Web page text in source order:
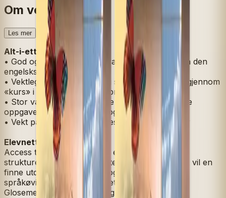
Om verket
Les mer
Alt-i-ett-bok
• God og engasjerende litteratur og sakprosa fra den
engelskspråklige verden
• Vektlegging av sjanger- og språklig bevissthet gjennom
«kurs» i skriftlig og muntlig bruk av språket
• Stor variasjon i aktivitetene til tekstene – mange
oppgaver for både skriftlig og muntlig øving
• Vekt på å øve opp elevenes digitale ferdigheter
Elevnettsted
Access to English har gratis elevnettsted som er
strukturert etter temaer og tekster. Til hver tekst vil en
finne utdypende ressurser og interaktive
språkøvingsoppgaver. På nettstedet finnes også
Glosemesteren, til øving av glossaret i boka.